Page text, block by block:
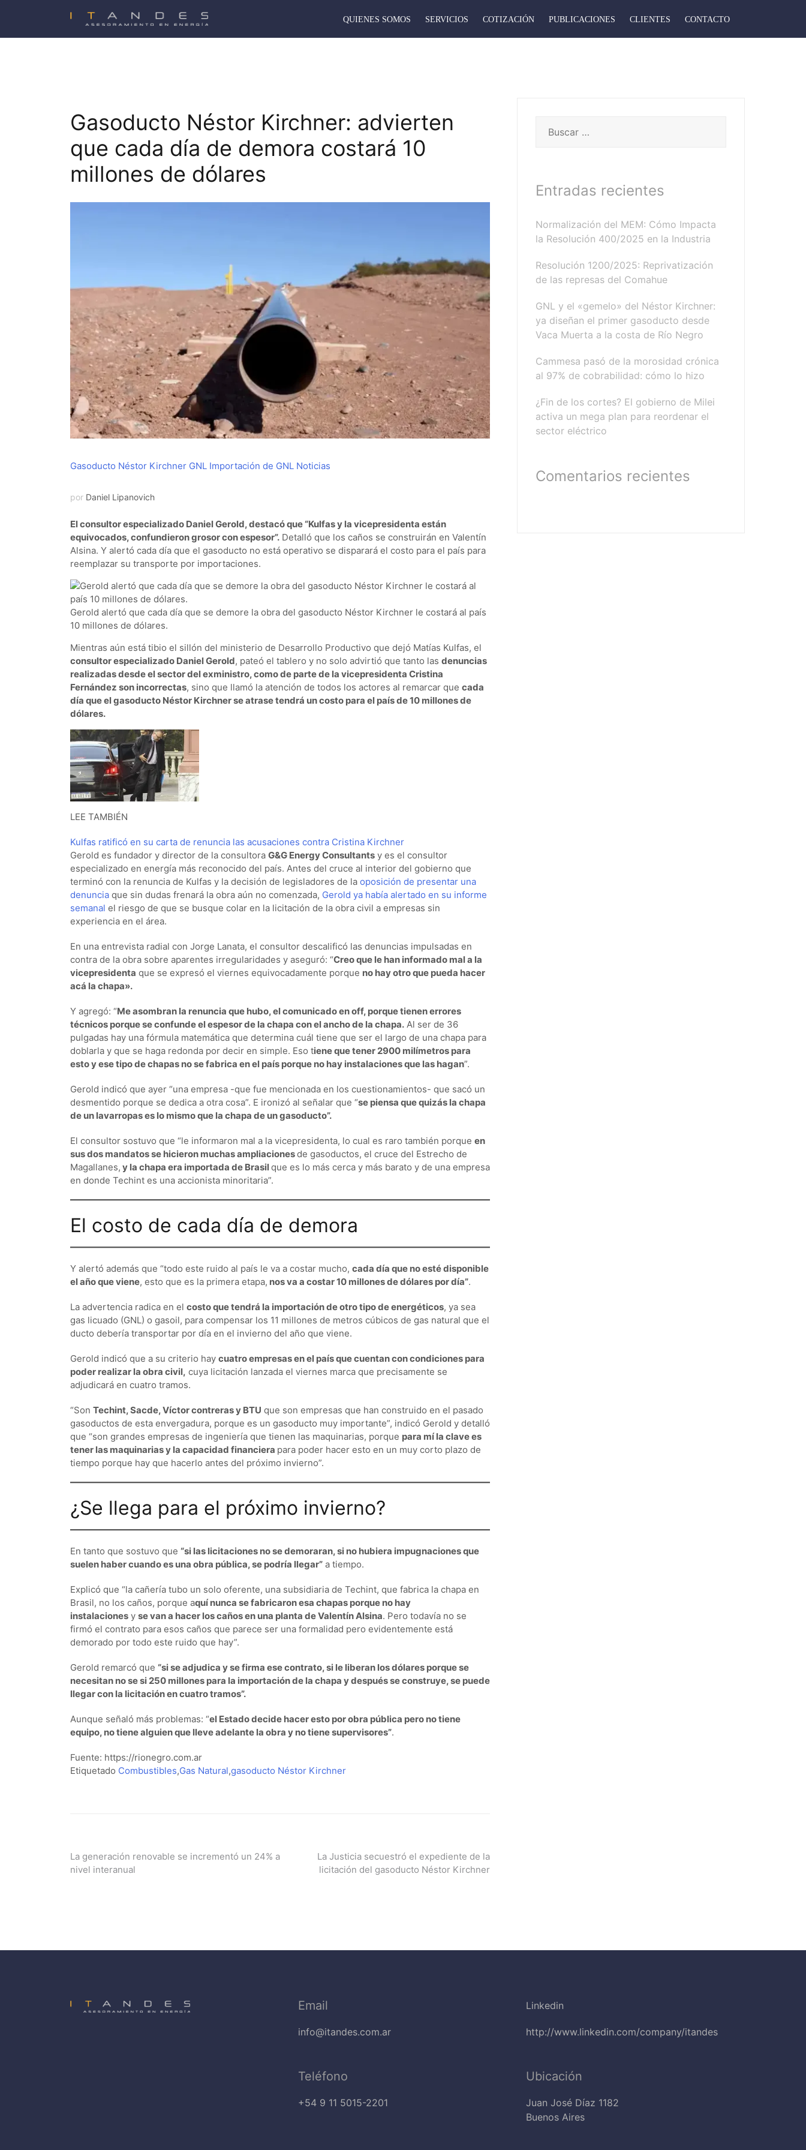
QUIENES SOMOS SERVICIOS COTIZACIÓN PUBLICACIONES CLIENTES CONTACTO
Gasoducto Néstor Kirchner: advierten
que cada día de demora costará 10
millones de dólares
Gasoducto Néstor Kirchner GNL Importación de GNL Noticias
por Daniel Lipanovich
El consultor especializado Daniel Gerold, destacó que “Kulfas y la vicepresidenta están
equivocados, confundieron grosor con espesor”. Detalló que los caños se construirán en Valentín
Alsina. Y alertó cada día que el gasoducto no está operativo se disparará el costo para el país para
reemplazar su transporte por importaciones.
Gerold alertó que cada día que se demore la obra del gasoducto Néstor Kirchner le costará al país
10 millones de dólares.
Mientras aún está tibio el sillón del ministerio de Desarrollo Productivo que dejó Matías Kulfas, el
consultor especializado Daniel Gerold, pateó el tablero y no solo advirtió que tanto las denuncias
realizadas desde el sector del exministro, como de parte de la vicepresidenta Cristina
Fernández son incorrectas, sino que llamó la atención de todos los actores al remarcar que cada
día que el gasoducto Néstor Kirchner se atrase tendrá un costo para el país de 10 millones de
dólares.
LEE TAMBIÉN
Kulfas ratificó en su carta de renuncia las acusaciones contra Cristina Kirchner
Gerold es fundador y director de la consultora G&G Energy Consultants y es el consultor
especializado en energía más reconocido del país. Antes del cruce al interior del gobierno que
terminó con la renuncia de Kulfas y la decisión de legisladores de la oposición de presentar una
denuncia que sin dudas frenará la obra aún no comenzada, Gerold ya había alertado en su informe
semanal el riesgo de que se busque colar en la licitación de la obra civil a empresas sin
experiencia en el área.
En una entrevista radial con Jorge Lanata, el consultor descalificó las denuncias impulsadas en
contra de la obra sobre aparentes irregularidades y aseguró: “Creo que le han informado mal a la
vicepresidenta que se expresó el viernes equivocadamente porque no hay otro que pueda hacer
acá la chapa».
Y agregó: “Me asombran la renuncia que hubo, el comunicado en off, porque tienen errores
técnicos porque se confunde el espesor de la chapa con el ancho de la chapa. Al ser de 36
pulgadas hay una fórmula matemática que determina cuál tiene que ser el largo de una chapa para
doblarla y que se haga redonda por decir en simple. Eso tiene que tener 2900 milímetros para
esto y ese tipo de chapas no se fabrica en el país porque no hay instalaciones que las hagan”.
Gerold indicó que ayer “una empresa -que fue mencionada en los cuestionamientos- que sacó un
desmentido porque se dedica a otra cosa”. E ironizó al señalar que “se piensa que quizás la chapa
de un lavarropas es lo mismo que la chapa de un gasoducto”.
El consultor sostuvo que “le informaron mal a la vicepresidenta, lo cual es raro también porque en
sus dos mandatos se hicieron muchas ampliacionesde gasoductos, el cruce del Estrecho de
Magallanes, y la chapa era importada de Brasilque es lo más cerca y más barato y de una empresa
en donde Techint es una accionista minoritaria”.
El costo de cada día de demora
Y alertó además que “todo este ruido al país le va a costar mucho, cada día que no esté disponible
el año que viene, esto que es la primera etapa, nos va a costar 10 millones de dólares por día”.
La advertencia radica en el costo que tendrá la importación de otro tipo de energéticos, ya sea
gas licuado (GNL) o gasoil, para compensar los 11 millones de metros cúbicos de gas natural que el
ducto debería transportar por día en el invierno del año que viene.
Gerold indicó que a su criterio hay cuatro empresas en el país que cuentan con condiciones para
poder realizar la obra civil, cuya licitación lanzada el viernes marca que precisamente se
adjudicará en cuatro tramos.
“Son Techint, Sacde, Víctor contreras y BTU que son empresas que han construido en el pasado
gasoductos de esta envergadura, porque es un gasoducto muy importante”, indicó Gerold y detalló
que “son grandes empresas de ingeniería que tienen las maquinarias, porque para mí la clave es
tener las maquinarias y la capacidad financiera para poder hacer esto en un muy corto plazo de
tiempo porque hay que hacerlo antes del próximo invierno”.
¿Se llega para el próximo invierno?
En tanto que sostuvo que “si las licitaciones no se demoraran, si no hubiera impugnaciones que
suelen haber cuando es una obra pública, se podría llegar” a tiempo.
Explicó que “la cañería tubo un solo oferente, una subsidiaria de Techint, que fabrica la chapa en
Brasil, no los caños, porque aquí nunca se fabricaron esa chapas porque no hay
instalaciones y se van a hacer los caños en una planta de Valentín Alsina. Pero todavía no se
firmó el contrato para esos caños que parece ser una formalidad pero evidentemente está
demorado por todo este ruido que hay”.
Gerold remarcó que “si se adjudica y se firma ese contrato, si le liberan los dólares porque se
necesitan no se si 250 millones para la importación de la chapa y después se construye, se puede
llegar con la licitación en cuatro tramos”.
Aunque señaló más problemas: “el Estado decide hacer esto por obra pública pero no tiene
equipo, no tiene alguien que lleve adelante la obra y no tiene supervisores”.
Fuente: https://rionegro.com.ar
Etiquetado Combustibles,Gas Natural,gasoducto Néstor Kirchner
Navegación
La generación renovable se incrementó un 24% a
nivel interanual
La Justicia secuestró el expediente de la
licitación del gasoducto Néstor Kirchner
Entradas recientes
Normalización del MEM: Cómo Impacta
la Resolución 400/2025 en la Industria
Resolución 1200/2025: Reprivatización
de las represas del Comahue
GNL y el «gemelo» del Néstor Kirchner:
ya diseñan el primer gasoducto desde
Vaca Muerta a la costa de Río Negro
Cammesa pasó de la morosidad crónica
al 97% de cobrabilidad: cómo lo hizo
¿Fin de los cortes? El gobierno de Milei
activa un mega plan para reordenar el
sector eléctrico
Comentarios recientes
Email
info@itandes.com.ar
Teléfono
+54 9 11 5015-2201
Linkedin
http://www.linkedin.com/company/itandes
Ubicación
Juan José Díaz 1182
Buenos Aires